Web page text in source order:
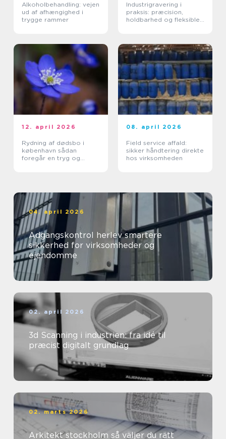
Alkoholbehandling: vejen
ud af afhængighed i
trygge rammer
Industrigravering i
praksis: præcision,
holdbarhed og fleksible
12. april 2026
Rydning af dødsbo i
københavn sådan
foregår en tryg og
08. april 2026
Field service affald:
sikker håndtering direkte
hos virksomheden
04. april 2026
Adgangskontrol herlev smartere
sikkerhed for virksomheder og
ejendomme
02. april 2026
3d Scanning i industrien: fra idé til
præcist digitalt grundlag
02. marts 2026
Arkitekt stockholm så väljer du rätt